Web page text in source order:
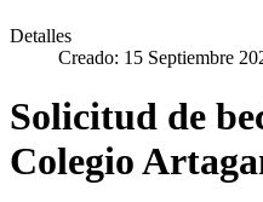
Detalles
Creado: 15 Septiembre
Solicitud de
Colegio